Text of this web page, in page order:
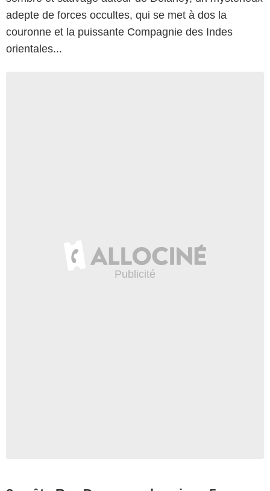
adepte de forces occultes, qui se met à dos la
couronne et la puissante Compagnie des Indes
orientales...